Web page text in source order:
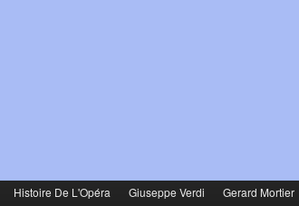
Histoire De L'Opéra Giuseppe Verdi Gerard Mortier